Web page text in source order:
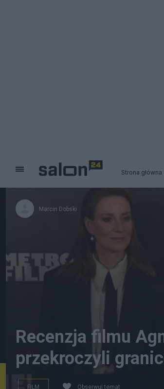
Strona główna
Marcin Dobski
Recenzja filmu
przekroczyli
FILM Obserwuj temat